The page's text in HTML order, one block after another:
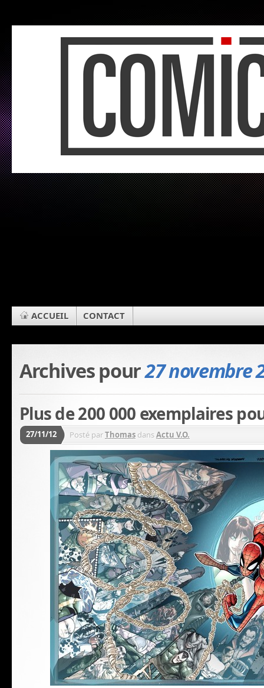
ACCUEIL CONTACT
Archives pour27 novembre
Plus de 200 000 exemplaires
27/11/12 Posté parThomas dansActu V.O.